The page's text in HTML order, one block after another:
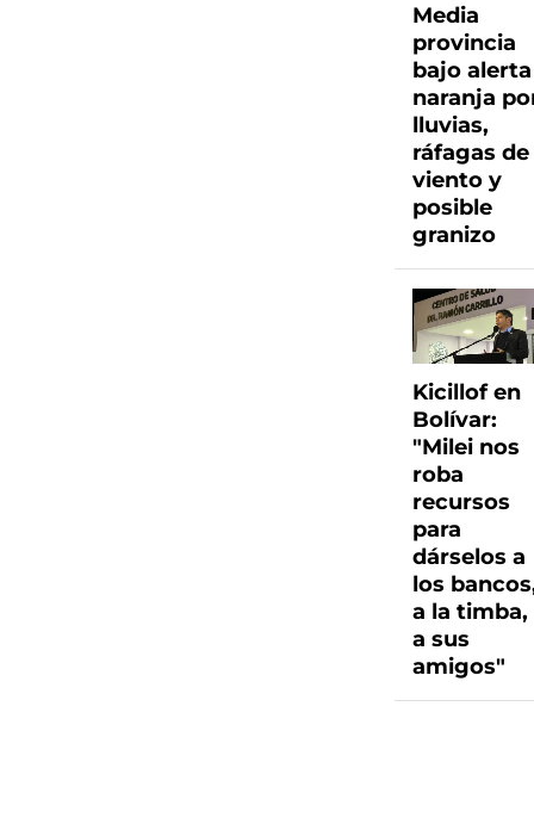
Media
provincia
bajo alerta
naranja
lluvias,
ráfagas de
viento y
posible
granizo
Kicillof en
Bolívar:
"Milei nos
roba
recursos
para
dárselos a
los
a la timba,
a sus
amigos"